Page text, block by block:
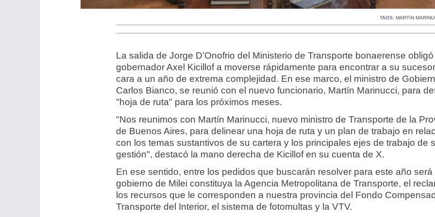
TAGS:MARTíN
La salida de Jorge D’Onofrio del Ministerio de Transporte bonaerense
gobernador Axel Kicillof a moverse rápidamente para encontrar a su
cara a un año de extrema complejidad. En ese marco, el ministro de
Carlos Bianco, se reunió con el nuevo funcionario, Martín Marinucci, para
"hoja de ruta" para los próximos meses.
"Nos reunimos con Martín Marinucci, nuevo ministro de Transporte de la
de Buenos Aires, para delinear una hoja de ruta y un plan de trabajo en
con los temas sustantivos de su cartera y los principales ejes de trabajo de
gestión", destacó la mano derecha de Kicillof en su cuenta de X.
En ese sentido, entre los pedidos que buscarán resolver para este año será
gobierno de Milei constituya la Agencia Metropolitana de Transporte, el
los recursos que le corresponden a nuestra provincia del Fondo
Transporte del Interior, el sistema de fotomultas y la VTV.